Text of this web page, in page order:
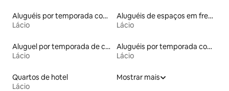
Aluguéis por temporada com acesso à praia
Lácio
Aluguéis de espaços em frente à praia
Lácio
Aluguel por temporada de casas de veraneio
Lácio
Aluguéis por temporada com banheira de hidromassagem
Lácio
Quartos de hotel
Lácio
Mostrar mais